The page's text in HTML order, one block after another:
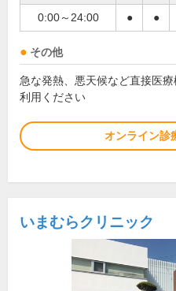
0:00～24:00 ● ●
その他
急な発熱、悪天候など直接医
利用ください
オンライン診
いまむらクリニック